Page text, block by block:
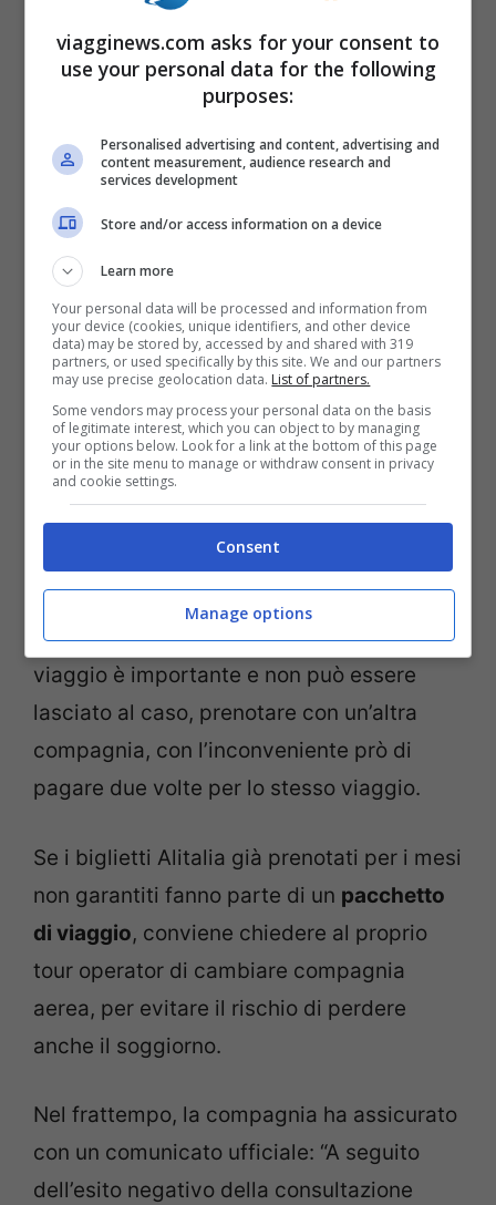
riflettere: se ha prenotato con una tariffa
bassa – quella che commercialmente
operare cambiamenti né ottenere la
restituzione di quanto pagato, dunque
rischia di ritrovarsi a piedi se dopo l’estate
la compagnia non avrà trovato un punto di
equilibrio. Altre classi tariffarie più care,
invece, consentono il rimborso”.
Pertanto, se si è acquistato un biglietto,
che appartiene ad una classe
rimborsabile, per un volo Alitalia in
autunno conviene chiedere il rimborso e
passare ad un’altra compagnia. Se invece
il biglietto non è rimborsabile non si può
fare altro che aspettare o se proprio il
viaggio è importante e non può essere
lasciato al caso, prenotare con un’altra
compagnia, con l’inconveniente prò di
pagare due volte per lo stesso viaggio.
Se i biglietti Alitalia già prenotati per i mesi
non garantiti fanno parte di un pacchetto
di viaggio, conviene chiedere al proprio
tour operator di cambiare compagnia
aerea, per evitare il rischio di perdere
anche il soggiorno.
Nel frattempo, la compagnia ha assicurato
con un comunicato ufficiale: “A seguito
dell’esito negativo della consultazione
viagginews.com asks for your consent to
use your personal data for the following
purposes:
Personalised advertising and content, advertising and
content measurement, audience research and
services development
Store and/or access information on a device
Learn more
Your personal data will be processed and information from
your device (cookies, unique identifiers, and other device
data) may be stored by, accessed by and shared with 319
partners, or used specifically by this site. We and our partners
may use precise geolocation data. List of partners.
Some vendors may process your personal data on the basis
of legitimate interest, which you can object to by managing
your options below. Look for a link at the bottom of this page
or in the site menu to manage or withdraw consent in privacy
and cookie settings.
Consent
Manage options